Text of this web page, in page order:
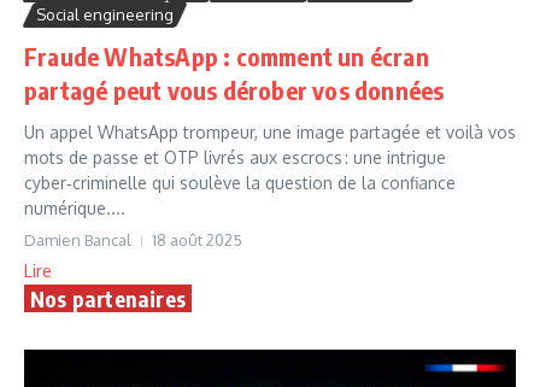
Social engineering
Fraude WhatsApp : comment un écran
partagé peut vous dérober vos données
Un appel WhatsApp trompeur, une image partagée et voilà vos
mots de passe et OTP livrés aux escrocs : une intrigue
cyber‑criminelle qui soulève la question de la confiance
numérique....
Damien Bancal 18 août 2025
Lire
Nos partenaires